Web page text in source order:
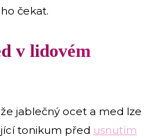
čekat.
v lidovém
jablečný ocet a med lze
tonikum před usnutím